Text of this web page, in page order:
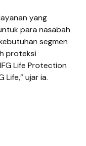
yang
para nasabah
segmen
proteksi
Life Protection
Life,” ujar ia.